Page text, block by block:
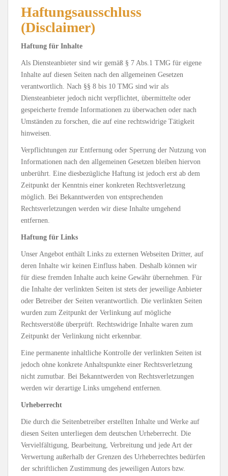
Haftungsausschluss
(Disclaimer)
Haftung für Inhalte
Als Diensteanbieter sind wir gemäß § 7 Abs.1 TMG für eigene
Inhalte auf diesen Seiten nach den allgemeinen Gesetzen
verantwortlich. Nach §§ 8 bis 10 TMG sind wir als
Diensteanbieter jedoch nicht verpflichtet, übermittelte oder
gespeicherte fremde Informationen zu überwachen oder nach
Umständen zu forschen, die auf eine rechtswidrige Tätigkeit
hinweisen.
Verpflichtungen zur Entfernung oder Sperrung der Nutzung von
Informationen nach den allgemeinen Gesetzen bleiben hiervon
unberührt. Eine diesbezügliche Haftung ist jedoch erst ab dem
Zeitpunkt der Kenntnis einer konkreten Rechtsverletzung
möglich. Bei Bekanntwerden von entsprechenden
Rechtsverletzungen werden wir diese Inhalte umgehend
entfernen.
Haftung für Links
Unser Angebot enthält Links zu externen Webseiten Dritter, auf
deren Inhalte wir keinen Einfluss haben. Deshalb können wir
für diese fremden Inhalte auch keine Gewähr übernehmen. Für
die Inhalte der verlinkten Seiten ist stets der jeweilige Anbieter
oder Betreiber der Seiten verantwortlich. Die verlinkten Seiten
wurden zum Zeitpunkt der Verlinkung auf mögliche
Rechtsverstöße überprüft. Rechtswidrige Inhalte waren zum
Zeitpunkt der Verlinkung nicht erkennbar.
Eine permanente inhaltliche Kontrolle der verlinkten Seiten ist
jedoch ohne konkrete Anhaltspunkte einer Rechtsverletzung
nicht zumutbar. Bei Bekanntwerden von Rechtsverletzungen
werden wir derartige Links umgehend entfernen.
Urheberrecht
Die durch die Seitenbetreiber erstellten Inhalte und Werke auf
diesen Seiten unterliegen dem deutschen Urheberrecht. Die
Vervielfältigung, Bearbeitung, Verbreitung und jede Art der
Verwertung außerhalb der Grenzen des Urheberrechtes bedürfen
der schriftlichen Zustimmung des jeweiligen Autors bzw.